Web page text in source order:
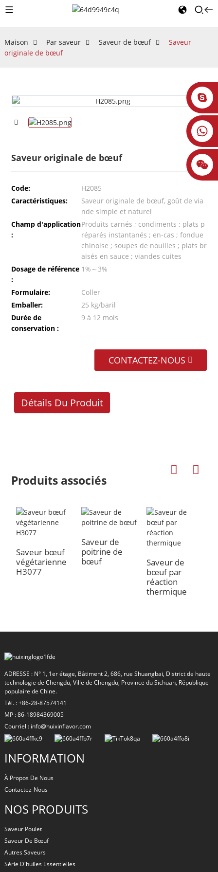
Maison Par saveur Saveur de bœuf
Saveur
originale de bœuf
Saveur originale de bœuf
Code:
H2085
Caractéristiques:
Saveur originale de bœuf, goût de via
nde simple et naturel
Champ d'application
:
Produits carnés ; condiments ; plats p
réparés instantanés ; en-cas ; fondue
chinoise ; soupes de nouilles ; plats br
aisés en sauce ; viandes cuites
Dosage de référence
:
1%～3%
Formulaire:
Coller
Emballer:
25 kg/baril
Durée de
conservation :
9 à 12 mois
CONTACTEZ-NOUS
Détails Du Produit
Produits associés
Saveur bœuf
végétarienne
H3077
Saveur de
poitrine de
bœuf
Saveur de
bœuf par
réaction
thermique
ADRESSE : N° 1, 1er étage, Bâtiment 2, 686, rue Shuangbai, District de haute
technologie de Chengdu, Ville de Chengdu, Province du Sichuan, République
populaire de Chine.
Tél. : +86-28-87574141
MP : 86-18984369005
Courriel : info@huixinflavor.com
INFORMATION
À Propos De Nous
Contactez-Nous
NOS PRODUITS
Saveur Poulet
Saveur De Bœuf
Autres Saveurs
Série D'huiles Essentielles